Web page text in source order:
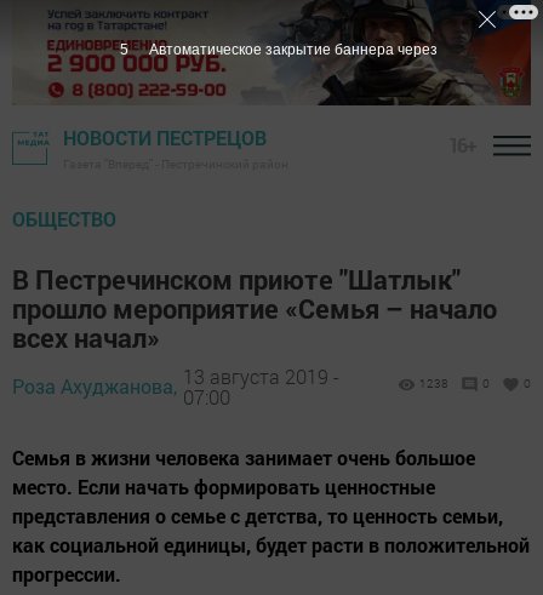
НОВОСТИ ПЕСТРЕЦОВ
ОБЩЕСТВО
В Пестречинском приюте "Шатлык"
прошло мероприятие «Семья – начало
всех начал»
Роза Ахуджанова, 13 августа 2019 -
07:00
1238 0 0
Семья в жизни человека занимает очень большое
место. Если начать формировать ценностные
представления о семье с детства, то ценность семьи,
как социальной единицы, будет расти в положительной
прогрессии.
3 Автоматическое закрытие баннера через